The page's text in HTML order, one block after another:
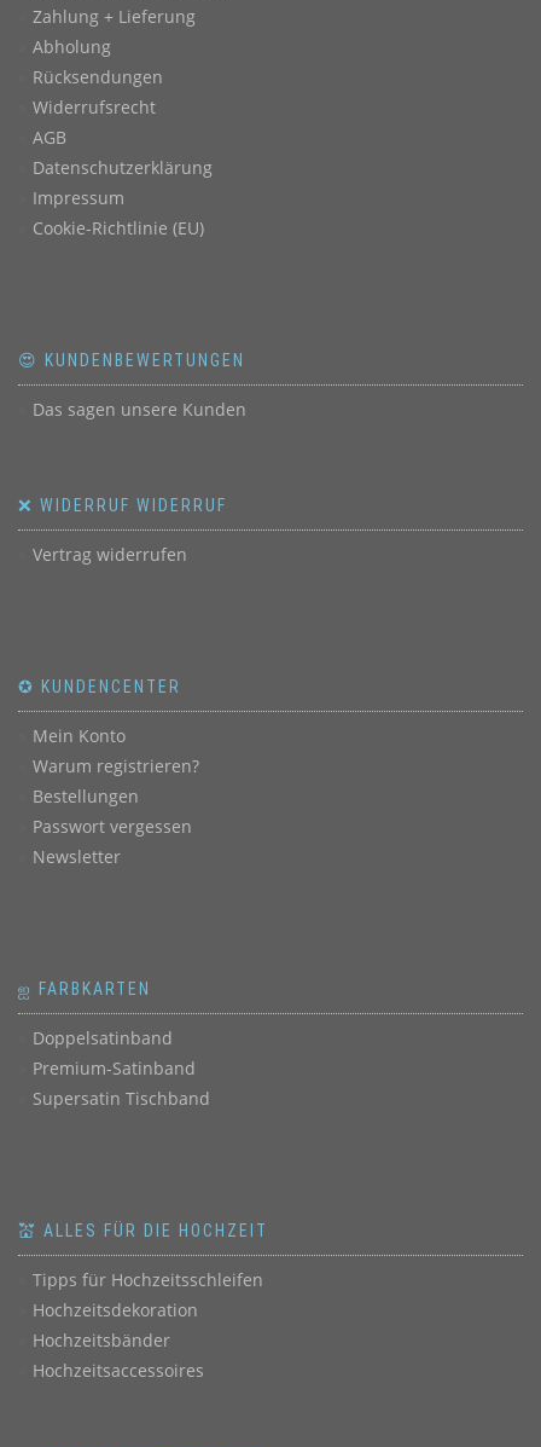
Zahlung + Lieferung
Abholung
Rücksendungen
Widerrufsrecht
AGB
Datenschutzerklärung
Impressum
Cookie-Richtlinie (EU)
😍 KUNDENBEWERTUNGEN
Das sagen unsere Kunden
❌ WIDERRUF WIDERRUF
Vertrag widerrufen
✪ KUNDENCENTER
Mein Konto
Warum registrieren?
Bestellungen
Passwort vergessen
Newsletter
ஐ FARBKARTEN
Doppelsatinband
Premium-Satinband
Supersatin Tischband
💒 ALLES FÜR DIE HOCHZEIT
Tipps für Hochzeitsschleifen
Hochzeitsdekoration
Hochzeitsbänder
Hochzeitsaccessoires